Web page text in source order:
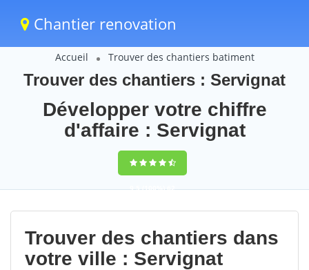
Chantier renovation
Accueil Trouver des chantiers batiment
Trouver des chantiers : Servignat
Développer votre chiffre
d'affaire : Servignat
9,5(100%)62
votes
Trouver des chantiers dans
votre ville : Servignat